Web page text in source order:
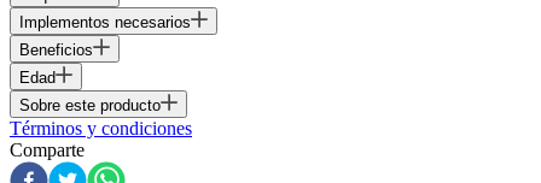
Implementos necesarios
Beneficios
Edad
Sobre este producto
Términos y condiciones
Comparte